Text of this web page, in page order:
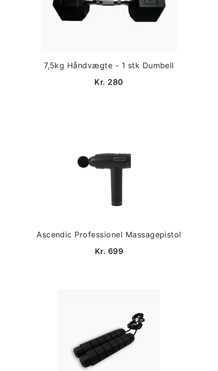
7,5kg Håndvægte - 1 stk Dumbell
Kr. 280
Ascendic Professionel Massagepistol
Kr. 699